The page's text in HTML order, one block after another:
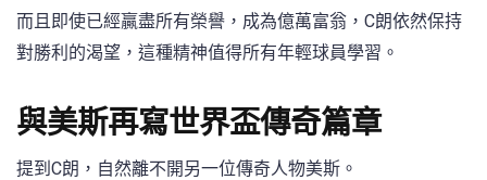
而且即使已經贏盡所有榮譽，成為億萬富翁，C朗依然保持
對勝利的渴望，這種精神值得所有年輕球員學習。
與美斯再寫世界盃傳奇篇章
提到C朗，自然離不開另一位傳奇人物美斯。